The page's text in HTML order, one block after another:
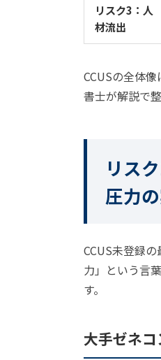
リスク3：人
材流出
CCUSの全体
書士が解説で
リス
圧力の
CCUS未登録の
力」という言
す。
大手ゼネ